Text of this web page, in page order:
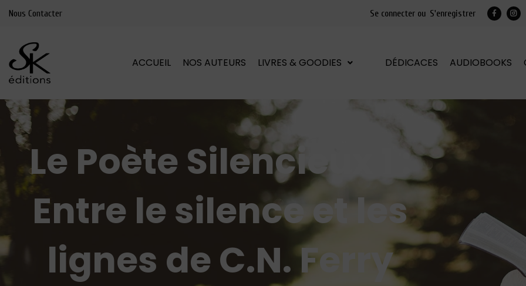
Nous Contacter Se connecter ou S'enregistrer
ACCUEIL NOS AUTEURS LIVRES & GOODIES DÉDICACES AUDIOBOOKS
Le Poète Silencieux 1 :
Entre le silence et les
lignes de C.N. Ferry